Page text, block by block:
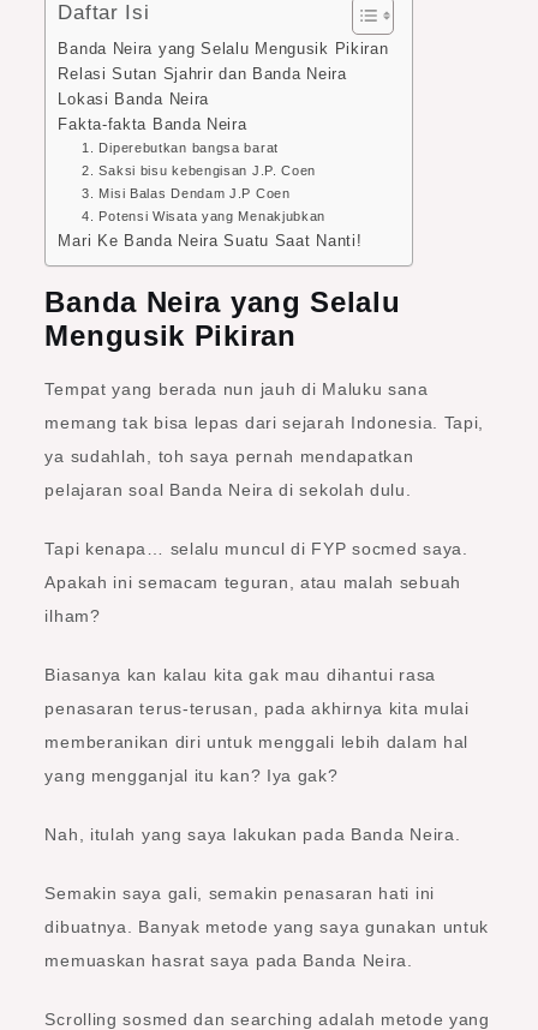
Daftar Isi
Banda Neira yang Selalu Mengusik Pikiran
Relasi Sutan Sjahrir dan Banda Neira
Lokasi Banda Neira
Fakta-fakta Banda Neira
1. Diperebutkan bangsa barat
2. Saksi bisu kebengisan J.P. Coen
3. Misi Balas Dendam J.P Coen
4. Potensi Wisata yang Menakjubkan
Mari Ke Banda Neira Suatu Saat Nanti!
Banda Neira yang Selalu
Mengusik Pikiran
Tempat yang berada nun jauh di Maluku sana
memang tak bisa lepas dari sejarah Indonesia. Tapi,
ya sudahlah, toh saya pernah mendapatkan
pelajaran soal Banda Neira di sekolah dulu.
Tapi kenapa… selalu muncul di FYP socmed saya.
Apakah ini semacam teguran, atau malah sebuah
ilham?
Biasanya kan kalau kita gak mau dihantui rasa
penasaran terus-terusan, pada akhirnya kita mulai
memberanikan diri untuk menggali lebih dalam hal
yang mengganjal itu kan? Iya gak?
Nah, itulah yang saya lakukan pada Banda Neira.
Semakin saya gali, semakin penasaran hati ini
dibuatnya. Banyak metode yang saya gunakan untuk
memuaskan hasrat saya pada Banda Neira.
Scrolling sosmed dan searching adalah metode yang